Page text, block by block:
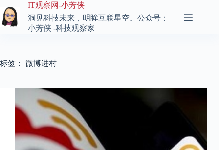
至
内
IT观察网-小芳侠
洞见科技未来，明眸互联星空。公众号：
小芳侠 -科技观察家
标签： 微博进村